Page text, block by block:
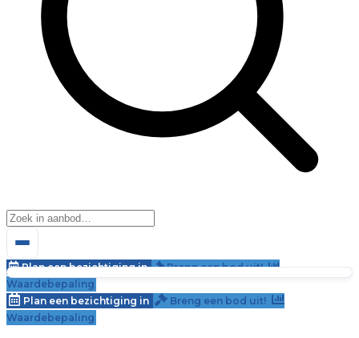
Plan een bezichtiging in
Breng een bod uit!
Waardebepaling
Plan een bezichtiging in
Breng een bod uit!
Waardebepaling